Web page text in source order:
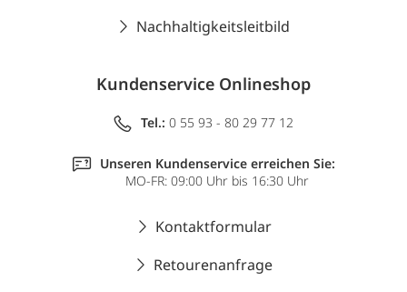
Nachhaltigkeitsleitbild
Kundenservice Onlineshop
Tel.: 0 55 93 - 80 29 77 12
Unseren Kundenservice erreichen Sie:
MO-FR: 09:00 Uhr bis 16:30 Uhr
Kontaktformular
Retourenanfrage